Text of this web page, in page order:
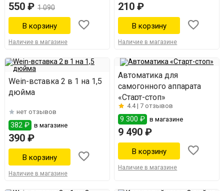
550 ₽ 1 090
Наличие в магазине
210 ₽
Наличие в магазине
Wein-вставка 2 в 1 на 1,5
дюйма
нет отзывов
382 ₽ в магазине
390 ₽
Наличие в магазине
Автоматика для
самогонного аппарата
«Старт-стоп»
4.4 |7 отзывов
9 300 ₽ в магазине
9 490 ₽
Наличие в магазине